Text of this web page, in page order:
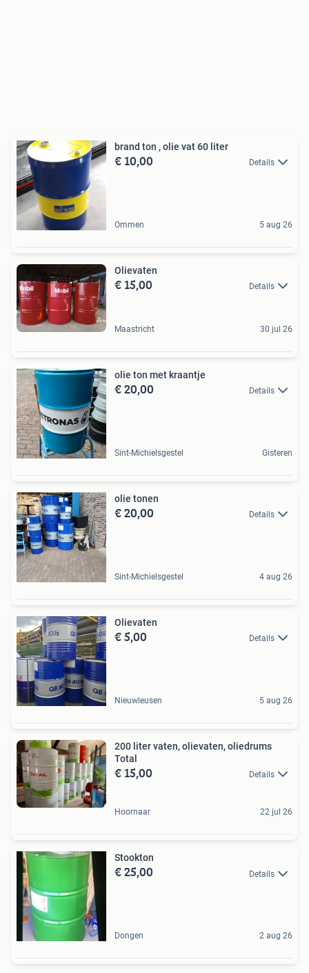
brand ton , olie vat 60 liter
€ 10,00 Details
Ommen 5 aug 26
Olievaten
€ 15,00 Details
Maastricht 30 jul 26
olie ton met kraantje
€ 20,00 Details
Sint-Michielsgestel Gisteren
olie tonen
€ 20,00 Details
Sint-Michielsgestel 4 aug 26
Olievaten
€ 5,00 Details
Nieuwleusen 5 aug 26
200 liter vaten, olievaten, oliedrums
Total
€ 15,00 Details
Hoornaar 22 jul 26
Stookton
€ 25,00 Details
Dongen 2 aug 26